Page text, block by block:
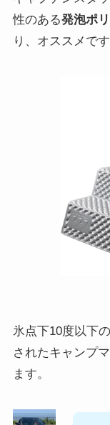
性のある発泡ポ
り、オススメです
氷点下10度以下
されたキャンプ
ます。